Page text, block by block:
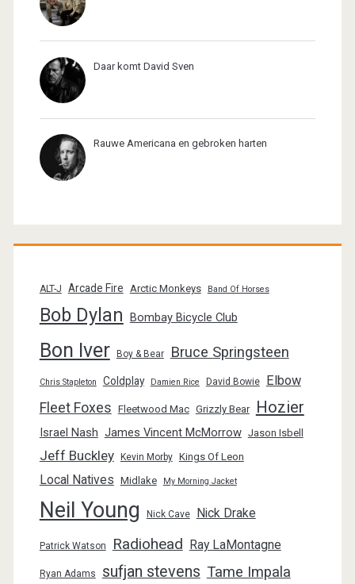
Daar komt David Sven
Rauwe Americana en gebroken harten
ALT-J Arcade Fire Arctic Monkeys Band Of Horses
Bob Dylan Bombay Bicycle Club
Bon Iver Boy & Bear Bruce Springsteen
Chris Stapleton Coldplay Damien Rice David Bowie Elbow
Fleet Foxes Fleetwood Mac Grizzly Bear Hozier
Israel Nash James Vincent McMorrow Jason Isbell
Jeff Buckley Kevin Morby Kings Of Leon
Local Natives Midlake My Morning Jacket
Neil Young Nick Cave Nick Drake
Patrick Watson Radiohead Ray LaMontagne
Ryan Adams sufjan stevens Tame Impala